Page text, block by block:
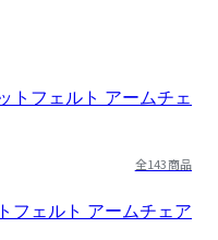
全143商品
フェルト アームチェア